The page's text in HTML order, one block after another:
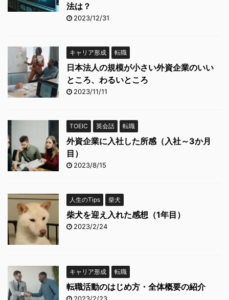
法は？
2023/12/31
キャリア形成 転職
日本法人の規模が小さい外資企業のいい
ところ、わるいところ
2023/11/11
TOEIC 英会話 転職
外資企業に入社した所感（入社～3か月
目）
2023/8/15
人生のTips 柴犬
柴犬を迎え入れた感想（1年目）
2023/2/24
キャリア形成 転職
転職活動のはじめ方・全体概要の紹介